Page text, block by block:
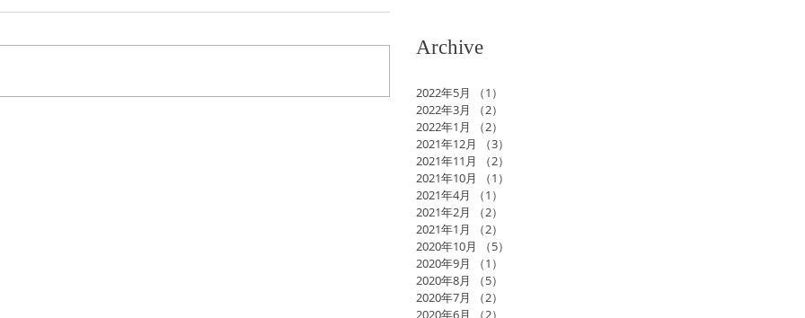
Archive
2022年5月 （1）
2022年3月
（2）
2022年1月
（2）
2021年12月
（3）
2021年11月
（2）
2021年10月
（1）
2021年4月
（1）
2021年2月
（2）
2021年1月
（2）
2020年10月
（5）
2020年9月
（1）
2020年8月
（5）
2020年7月
（2）
2020年6月
（2）